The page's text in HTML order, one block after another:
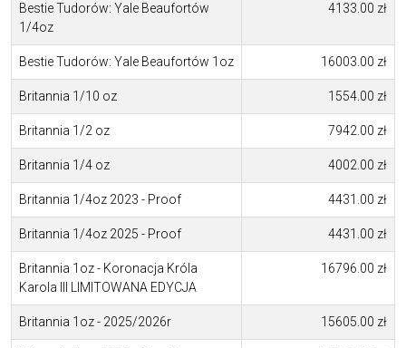
Bestie Tudorów: Yale Beaufortów
1/4oz
4133.00 zł
Bestie Tudorów: Yale Beaufortów 1oz 16003.00 zł
Britannia 1/10 oz 1554.00 zł
Britannia 1/2 oz 7942.00 zł
Britannia 1/4 oz 4002.00 zł
Britannia 1/4oz 2023 - Proof 4431.00 zł
Britannia 1/4oz 2025 - Proof 4431.00 zł
Britannia 1oz - Koronacja Króla
Karola III LIMITOWANA EDYCJA
16796.00 zł
Britannia 1oz - 2025/2026r 15605.00 zł